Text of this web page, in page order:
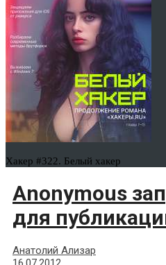
Хакер #322. Белый хакер
Anonymous
для
Анатолий Ализар